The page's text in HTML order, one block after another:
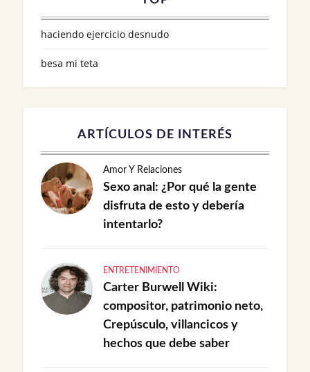
haciendo ejercicio desnudo
besa mi teta
ARTÍCULOS DE INTERÉS
Amor Y Relaciones
Sexo anal: ¿Por qué la gente
disfruta de esto y debería
intentarlo?
ENTRETENIMIENTO
Carter Burwell Wiki:
compositor, patrimonio neto,
Crepúsculo, villancicos y
hechos que debe saber